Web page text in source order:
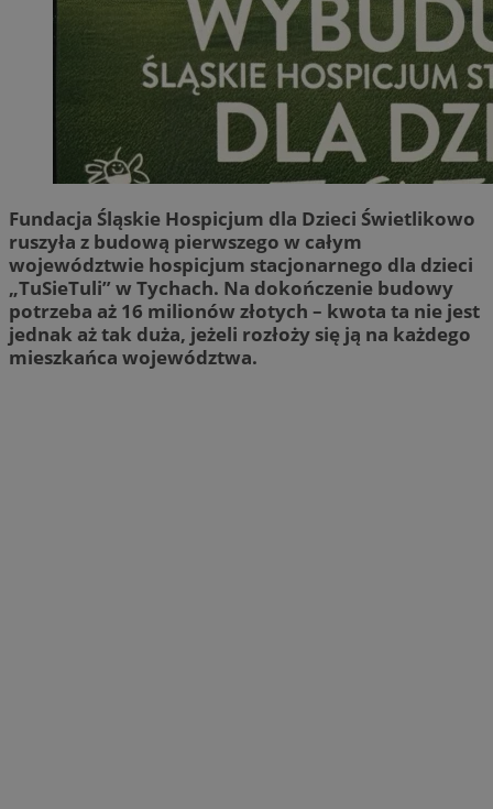
Fundacja Śląskie Hospicjum dla Dzieci Świetlikowo
ruszyła z budową pierwszego w całym
województwie hospicjum stacjonarnego dla dzieci
„TuSieTuli” w Tychach. Na dokończenie budowy
potrzeba aż 16 milionów złotych – kwota ta nie jest
jednak aż tak duża, jeżeli rozłoży się ją na każdego
mieszkańca województwa.